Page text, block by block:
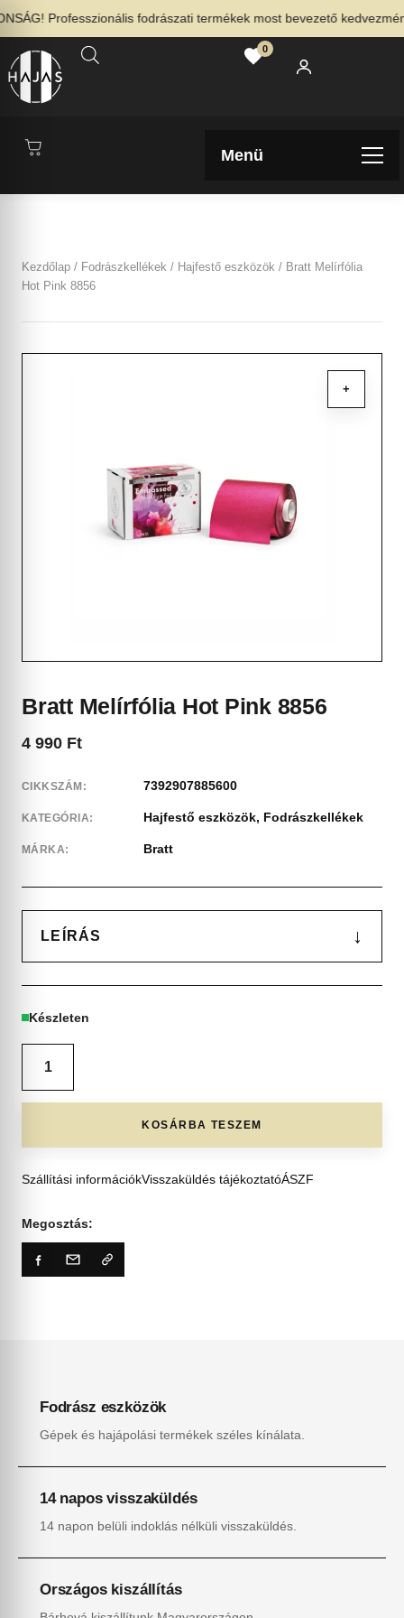
Professzionális fodrászati termékek most bevezető
0
Menü
Kezdőlap / Fodrászkellékek / Hajfestő eszközök / Bratt Melírfólia
Hot Pink 8856
+
Bratt Melírfólia Hot Pink 8856
4 990 Ft
CIKKSZÁM: 7392907885600
KATEGÓRIA: Hajfestő eszközök, Fodrászkellékek
MÁRKA: Bratt
LEÍRÁS ↓
Készleten
KOSÁRBA TESZEM
Szállítási információkVisszaküldés tájékoztatóÁSZF
Megosztás:
Fodrász eszközök
Gépek és hajápolási termékek széles kínálata.
14 napos visszaküldés
14 napon belüli indoklás nélküli visszaküldés.
Országos kiszállítás